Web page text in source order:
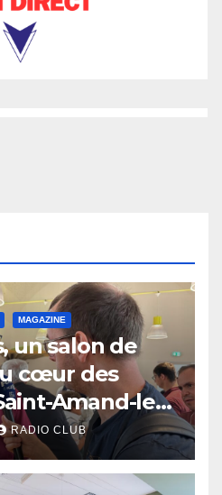
MAGAZINE
un salon de
cœur des
Amand-les-
RADIO CLUB